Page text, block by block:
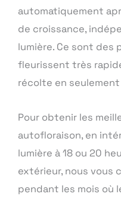
automatiquement
de croissance,
lumière. Ce sont
fleurissent très
récolte en
Pour obtenir les
autofloraison, en
lumière à 18 ou 20
extérieur, nous vous
pendant les mois où